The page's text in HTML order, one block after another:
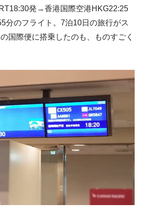
発→香港国際空港HKG22:25
分のフライト。7泊10日の旅行がス
国際便に搭乗したのも、ものすごく